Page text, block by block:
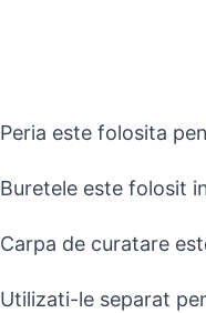
Peria este folosita
Buretele este folosit
Carpa de curatare
Utilizati-le separat